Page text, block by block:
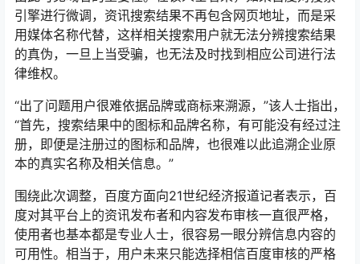
引擎进行微调，资讯搜索结果不再包含网页地址，而是采
用媒体名称代替，这样相关搜索用户就无法分辨搜索结果
的真伪，一旦上当受骗，也无法及时找到相应公司进行法
律维权。
“出了问题用户很难依据品牌或商标来溯源，”该人士指出，
“首先，搜索结果中的图标和品牌名称，有可能没有经过注
册，即便是注册过的图标和品牌，也很难以此追溯企业原
本的真实名称及相关信息。”
围绕此次调整，百度方面向21世纪经济报道记者表示，百
度对其平台上的资讯发布者和内容发布审核一直很严格，
使用者也基本都是专业人士，很容易一眼分辨信息内容的
可用性。相当于，用户未来只能选择相信百度审核的严格